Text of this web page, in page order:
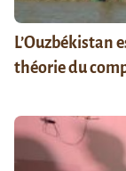
L’Ouzbékistan
théorie du